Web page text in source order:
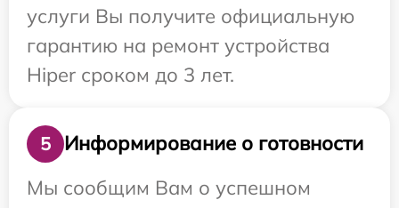
услуги Вы получите официальную
гарантию на ремонт устройства
Hiper сроком до 3 лет.
5
Информирование о готовности
Мы сообщим Вам о успешном